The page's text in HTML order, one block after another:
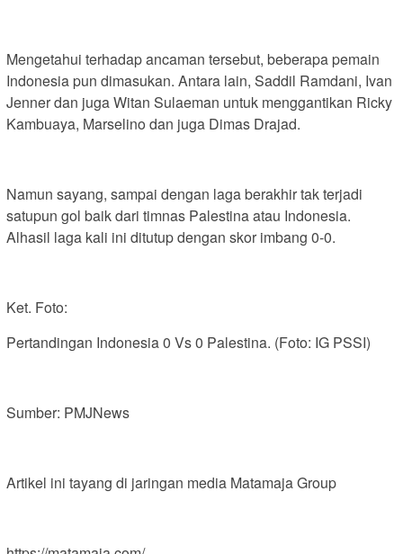
Mengetahui terhadap ancaman tersebut, beberapa pemain
Indonesia pun dimasukan. Antara lain, Saddil Ramdani, Ivan
Jenner dan juga Witan Sulaeman untuk menggantikan Ricky
Kambuaya, Marselino dan juga Dimas Drajad.
Namun sayang, sampai dengan laga berakhir tak terjadi
satupun gol baik dari timnas Palestina atau Indonesia.
Alhasil laga kali ini ditutup dengan skor imbang 0-0.
Ket. Foto:
Pertandingan Indonesia 0 Vs 0 Palestina. (Foto: IG PSSI)
Sumber: PMJNews
Artikel ini tayang di jaringan media Matamaja Group